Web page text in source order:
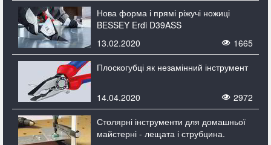
Нова форма і прямі ріжучі ножиці
BESSEY Erdi D39ASS
13.02.2020
1665
Плоскогубці як незамінний інструмент
14.04.2020
2972
Столярні інструменти для домашньої
майстерні - лещата і струбцина.